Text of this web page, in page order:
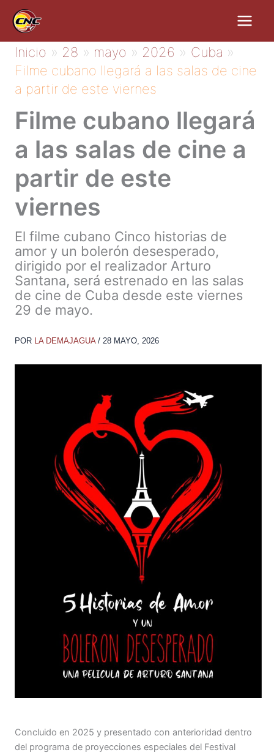
contenido
Inicio 28 mayo 2026
Cuba
Filme cubano llegará a las salas de cine
a partir de este viernes
Filme cubano llegará
a las salas de cine a
partir de este
viernes
El filme cubano Cinco historias de
amor y un bolerón desesperado,
dirigido por el realizador Arturo
Santana, será estrenado en las salas
de cine de Cuba desde este viernes
29 de mayo.
POR LA DEMAJAGUA / 28 MAYO, 2026
Concluido en 2025 y presentado con anterioridad dentro
del programa de proyecciones especiales del Festival